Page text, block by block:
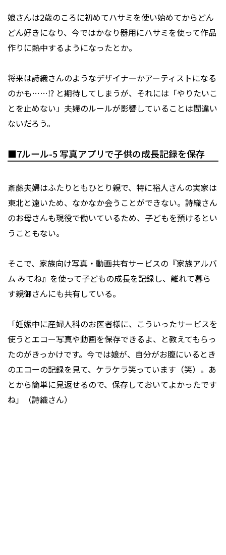
娘さんは2歳のころに初めてハサミを使い始めてからどん
どん好きになり、今ではかなり器用にハサミを使って作品
作りに熱中するようになったとか。
将来は詩織さんのようなデザイナーかアーティストになる
のかも……⁉ と期待してしまうが、それには「やりたいこ
とを止めない」夫婦のルールが影響していることは間違い
ないだろう。
■7ルール-5 写真アプリで⼦供の成⻑記録を保存
斎藤夫婦はふたりともひとり親で、特に裕人さんの実家は
東北と遠いため、なかなか会うことができない。詩織さん
のお母さんも現役で働いているため、子どもを預けるとい
うこともない。
そこで、家族向け写真・動画共有サービスの『家族アルバ
ム みてね』を使って子どもの成⻑を記録し、離れて暮ら
す親御さんにも共有している。
「妊娠中に産婦人科のお医者様に、こういったサービスを
使うとエコー写真や動画を保存できるよ、と教えてもらっ
たのがきっかけです。今では娘が、自分がお腹にいるとき
のエコーの記録を見て、ケラケラ笑っています（笑）。あ
とから簡単に見返せるので、保存しておいてよかったです
ね」（詩織さん）